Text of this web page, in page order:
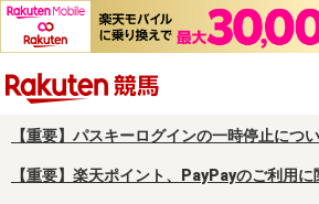
【重要】パスキーログインの一時停止につ
【重要】楽天ポイント、PayPayのご利用